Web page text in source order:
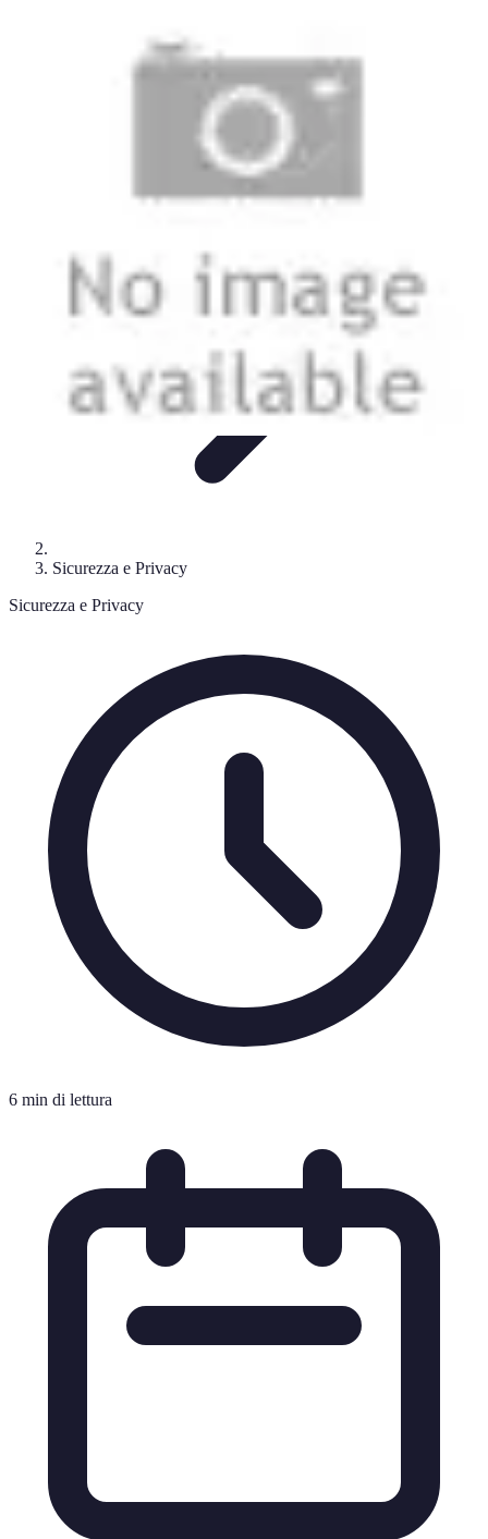
Innovazioni TecnologicheTendenze Tecnologiche
Innovazione SostenibileTecnologie Emergenti
Sicurezza e Privacy
Sicurezza e Privacy
6 min di lettura